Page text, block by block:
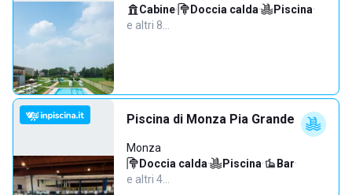
Cabine· Doccia calda· Piscina·
e altri 8…
Piscina di Monza Pia Grande
Monza
Doccia calda· Piscina· Bar·
e altri 4…